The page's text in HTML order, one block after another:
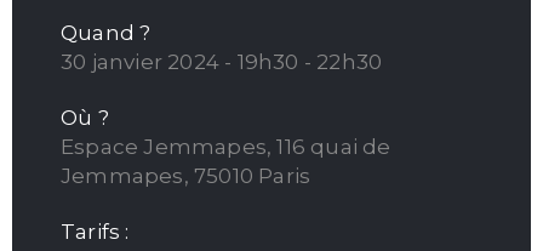
Quand ?
30 janvier 2024 - 19h30 - 22h30
Où ?
Espace Jemmapes, 116 quai de
Jemmapes, 75010 Paris
Tarifs :